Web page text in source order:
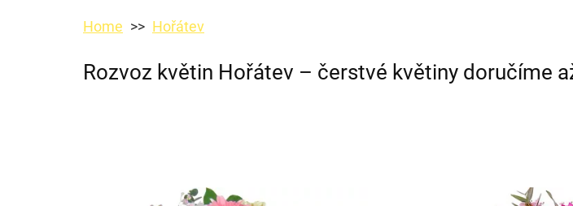
Home Hořátev
Rozvoz květin Hořátev – čerstvé květiny doručíme